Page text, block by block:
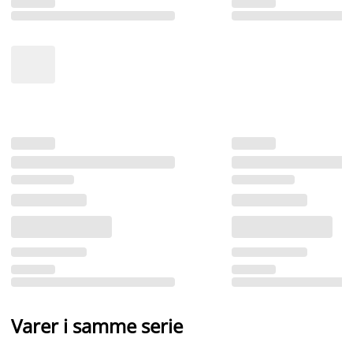
Varer i samme serie